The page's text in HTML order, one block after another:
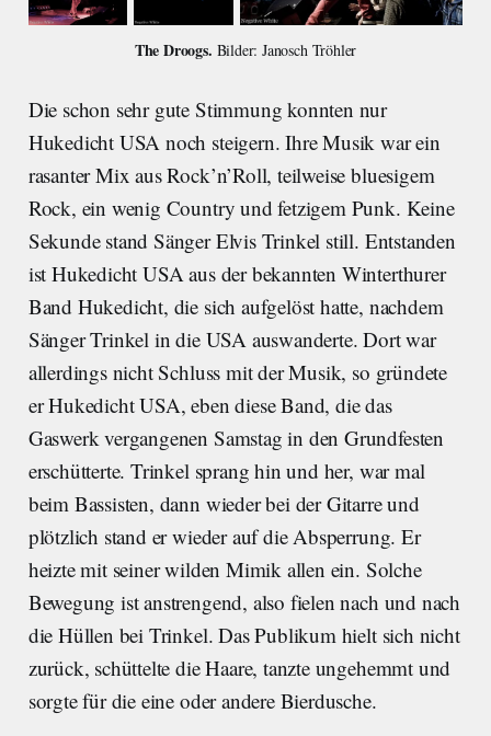
The Droogs. Bilder: Janosch Tröhler
Die schon sehr gute Stimmung konnten nur
Hukedicht USA noch steigern. Ihre Musik war ein
rasanter Mix aus Rock’n’Roll, teilweise bluesigem
Rock, ein wenig Country und fetzigem Punk. Keine
Sekunde stand Sänger Elvis Trinkel still. Entstanden
ist Hukedicht USA aus der bekannten Winterthurer
Band Hukedicht, die sich aufgelöst hatte, nachdem
Sänger Trinkel in die USA auswanderte. Dort war
allerdings nicht Schluss mit der Musik, so gründete
er Hukedicht USA, eben diese Band, die das
Gaswerk vergangenen Samstag in den Grundfesten
erschütterte. Trinkel sprang hin und her, war mal
beim Bassisten, dann wieder bei der Gitarre und
plötzlich stand er wieder auf die Absperrung. Er
heizte mit seiner wilden Mimik allen ein. Solche
Bewegung ist anstrengend, also fielen nach und nach
die Hüllen bei Trinkel. Das Publikum hielt sich nicht
zurück, schüttelte die Haare, tanzte ungehemmt und
sorgte für die eine oder andere Bierdusche.